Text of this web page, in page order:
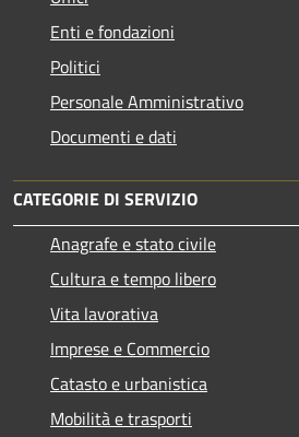
Enti e fondazioni
Politici
Personale Amministrativo
Documenti e dati
CATEGORIE DI SERVIZIO
Anagrafe e stato civile
Cultura e tempo libero
Vita lavorativa
Imprese e Commercio
Catasto e urbanistica
Mobilità e trasporti